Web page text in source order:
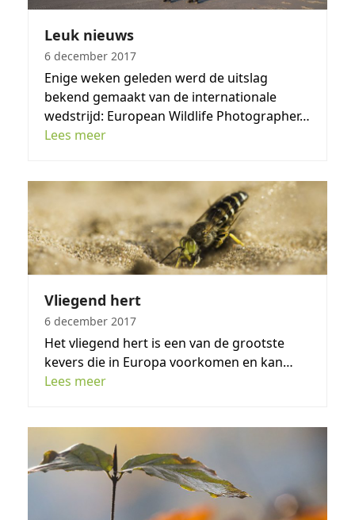
Leuk nieuws
6 december 2017
Enige weken geleden werd de uitslag
bekend gemaakt van de internationale
wedstrijd: European Wildlife Photographer…
Lees meer
Vliegend hert
6 december 2017
Het vliegend hert is een van de grootste
kevers die in Europa voorkomen en kan…
Lees meer